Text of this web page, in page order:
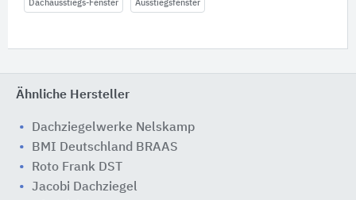
Dachausstiegs-Fenster Ausstiegsfenster
Ähnliche Hersteller
Dachziegelwerke Nelskamp
BMI Deutschland BRAAS
Roto Frank DST
Jacobi Dachziegel